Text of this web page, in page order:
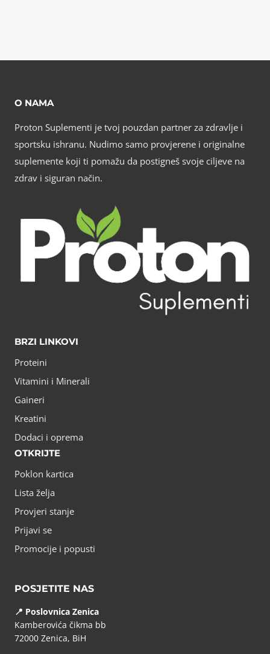
O NAMA
Proton Suplementi je tvoj pouzdan partner za zdravlje i
sportsku ishranu. Nudimo samo provjerene i originalne
suplemente koji ti pomažu da postigneš svoje ciljeve na
zdrav i siguran način.
BRZI LINKOVI
Proteini
Vitamini i Minerali
Gaineri
Kreatini
Dodaci i oprema
OTKRIJTE
Poklon kartica
Lista želja
Provjeri stanje
Prijavi se
Promocije i popusti
POSJETITE NAS
📍 Poslovnica Zenica
Kamberovića čikma bb
72000 Zenica, BiH